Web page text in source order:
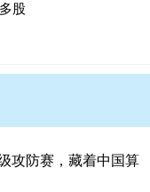
股
攻防赛，藏着中国算